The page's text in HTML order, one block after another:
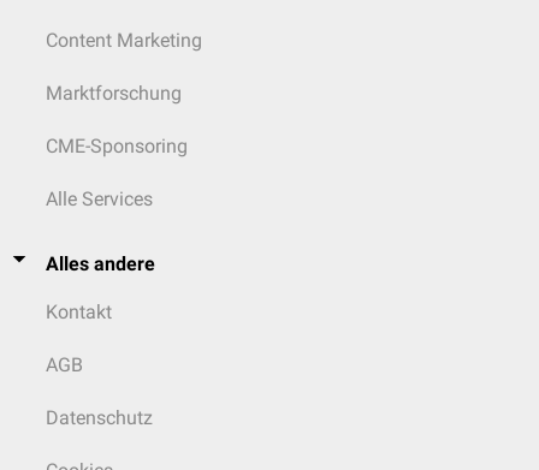
Content Marketing
Marktforschung
CME-Sponsoring
Alle Services
Alles andere
Kontakt
AGB
Datenschutz